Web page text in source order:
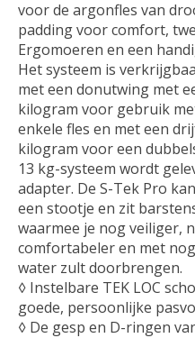
voor de argonfles van
padding voor comfort,
Ergomoeren en een
Het systeem is
met een donutwing met
kilogram voor gebruik
enkele fles en met een
kilogram voor een
13 kg-systeem wordt
adapter. De S-Tek Pro
een stootje en zit
waarmee je nog veiliger,
comfortabeler en met
water zult doorbrengen.
◊ Instelbare TEK LOC
goede, persoonlijke
◊ De gesp en D-ringen